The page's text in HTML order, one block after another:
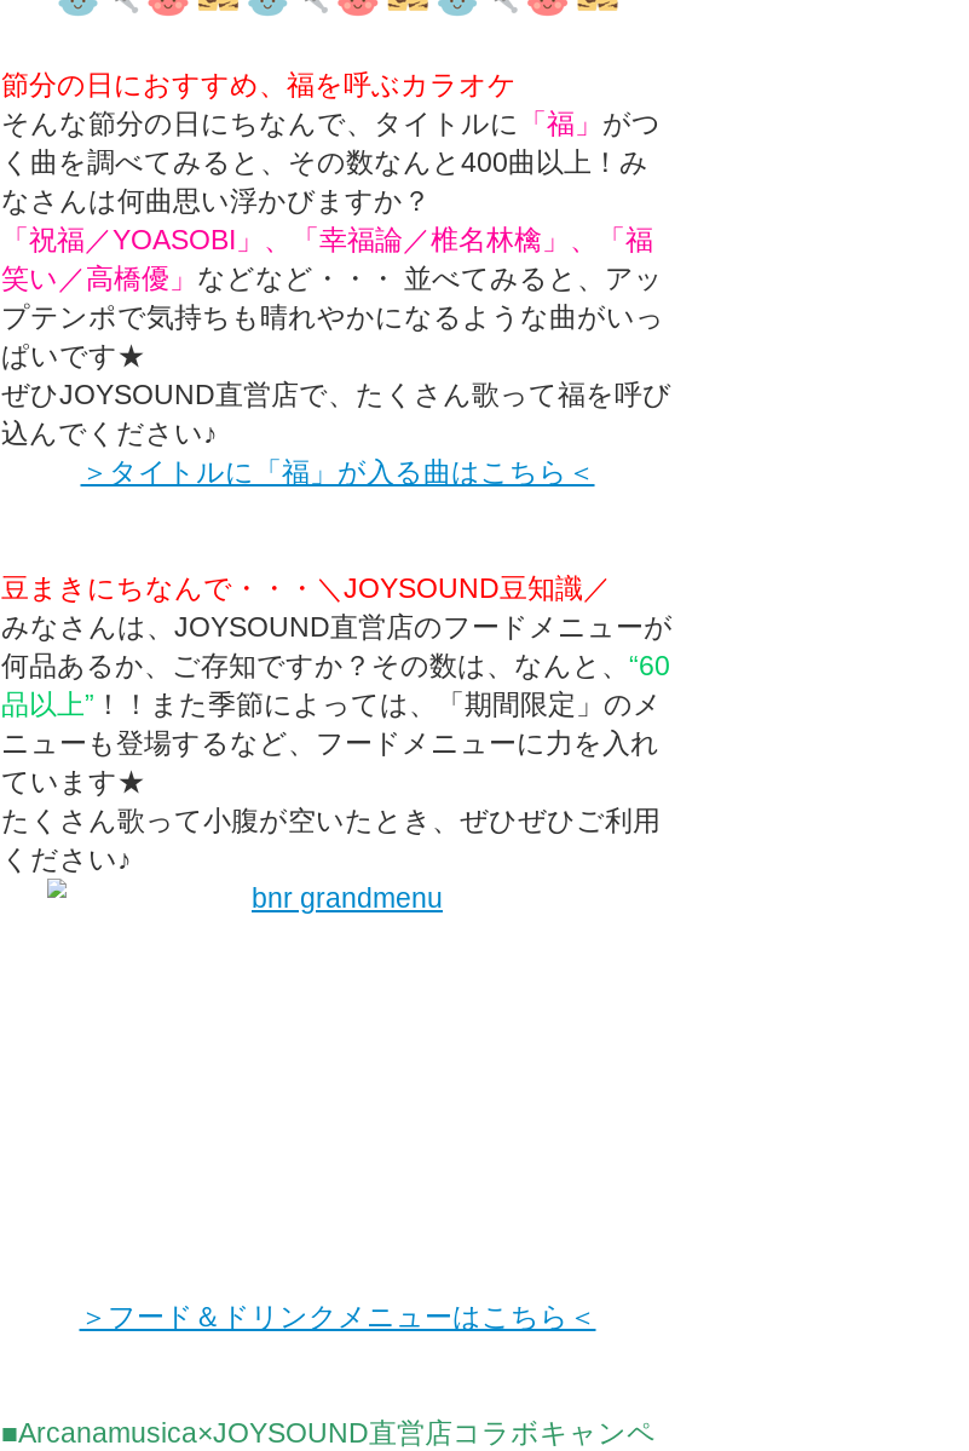
節分の日におすすめ、福を呼ぶカラオケ
そんな節分の日にちなんで、タイトルに
「福」 がつ
く曲を調べてみると、その数なんと400曲以上！み
なさんは何曲思い浮かびますか？
「祝福／YOASOBI」、「幸福論／椎名林檎」、「福
笑い／高橋優」 などなど・・・ 並べてみると、アッ
プテンポで気持ちも晴れやかになるような曲がいっ
ぱいです★
ぜひJOYSOUND直営店で、たくさん歌って福を呼び
込んでください♪
＞タイトルに「福」が入る曲はこちら＜
豆まきにちなんで・・・＼JOYSOUND豆知識／
みなさんは、JOYSOUND直営店のフードメニューが
何品あるか、ご存知ですか？その数は、なんと、 “60
品以上” ！！また季節によっては、「期間限定」のメ
ニューも登場するなど、フードメニューに力を入れ
ています★
たくさん歌って小腹が空いたとき、ぜひぜひご利用
ください♪
＞フード＆ドリンクメニューはこちら＜
■Arcanamusica×JOYSOUND直営店コラボキャンペ